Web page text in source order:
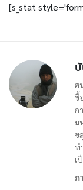
[s_stat
ส
ซื้
ก
ม
ข
ท
เ
ภ